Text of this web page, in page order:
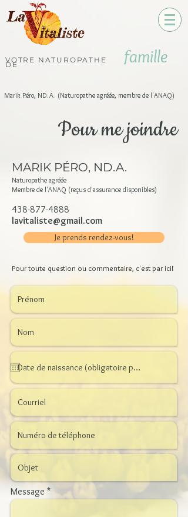
VOTRE NATUROPATHE
DE famille
Marik Péro, ND.A. (Naturopathe agréée, membre de l'ANAQ)
Pour me joindre
MARIK PÉRO, ND.A.
Naturopathe agréée
Membre de l'ANAQ (reçus d'assurance disponibles)
438-877-4888
lavitaliste@gmail.com
Je prends rendez-vous!
Pour toute question ou commentaire, c'est par ici!
Message